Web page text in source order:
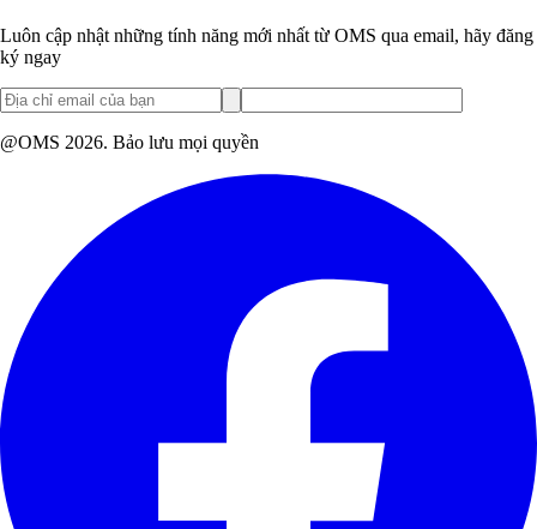
Luôn cập nhật những tính năng mới nhất từ OMS qua email, hãy đăng
ký ngay
@OMS 2026. Bảo lưu mọi quyền